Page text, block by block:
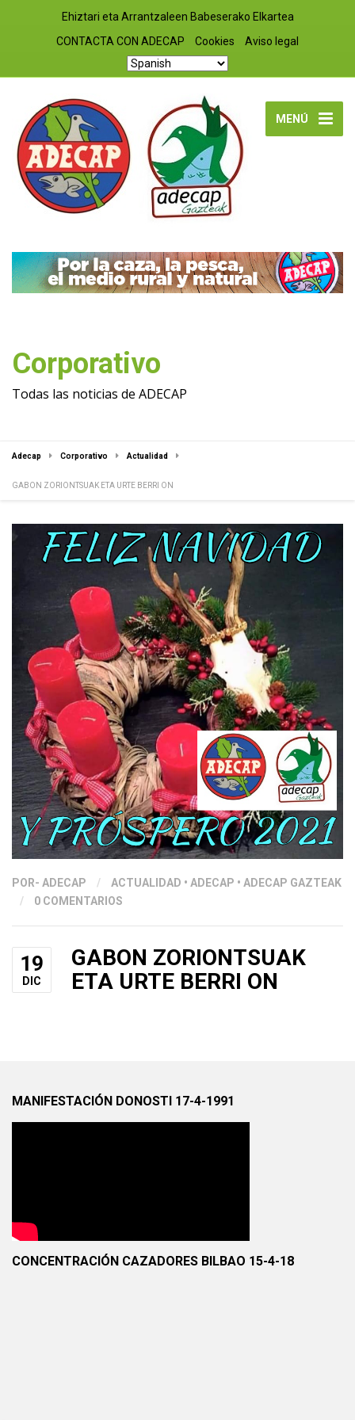
Ehiztari eta Arrantzaleen Babeserako Elkartea
CONTACTA CON ADECAP
Cookies Aviso legal
MENÚ
Corporativo
Todas las noticias de ADECAP
Adecap Corporativo Actualidad
GABON ZORIONTSUAK ETA URTE BERRI ON
POR- ADECAP / ACTUALIDAD • ADECAP • ADECAP GAZTEAK
/
0 COMENTARIOS
19
DIC
GABON ZORIONTSUAK
ETA URTE BERRI ON
MANIFESTACIÓN DONOSTI 17-4-1991
CONCENTRACIÓN CAZADORES BILBAO 15-4-18